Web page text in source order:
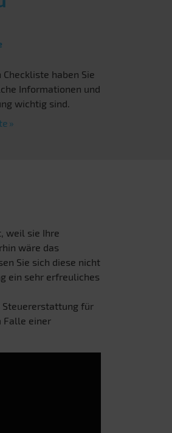
haben Sie
Informationen und
wichtig sind.
weil sie Ihre
wäre das
Sie sich diese nicht
ein sehr erfreuliches
Steuererstattung für
Falle einer